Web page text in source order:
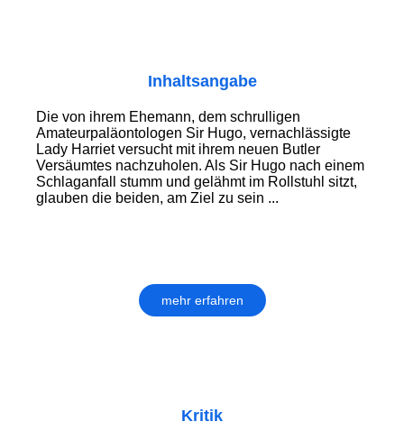
Inhaltsangabe
Die von ihrem Ehemann, dem schrulligen
Amateurpaläontologen Sir Hugo, vernachlässigte
Lady Harriet versucht mit ihrem neuen Butler
Versäumtes nachzuholen. Als Sir Hugo nach einem
Schlaganfall stumm und gelähmt im Rollstuhl sitzt,
glauben die beiden, am Ziel zu sein ...
mehr erfahren
Kritik